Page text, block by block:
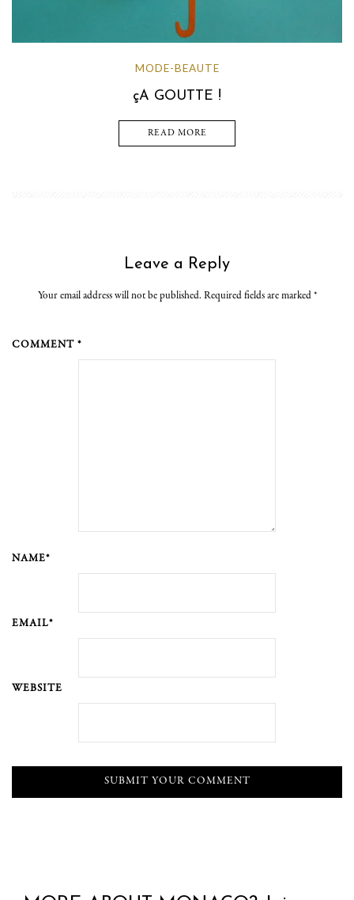
MODE-BEAUTE
çA GOUTTE !
READ MORE
Leave a Reply
Your email address will not be published. Required fields are marked *
COMMENT *
NAME*
EMAIL*
WEBSITE